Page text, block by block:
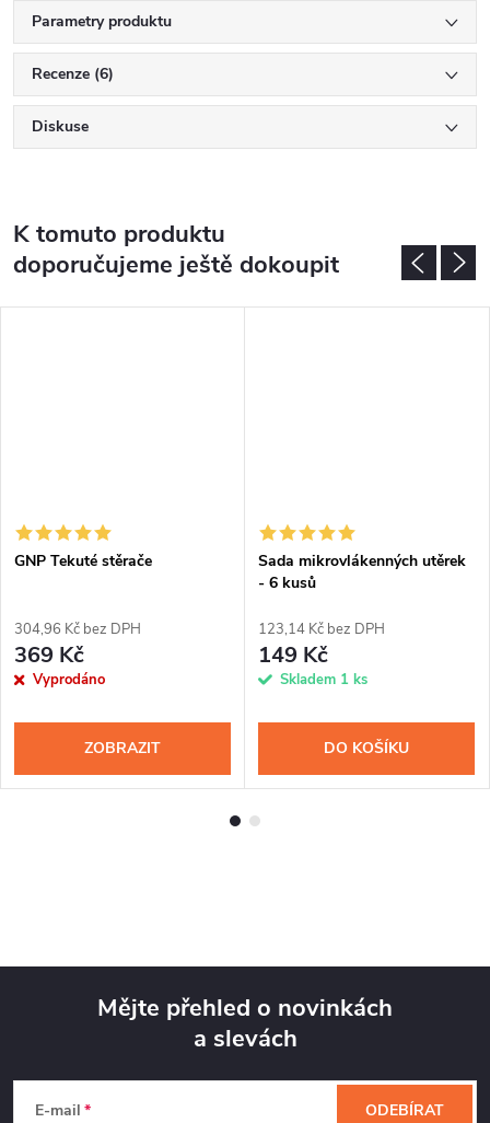
Parametry produktu
Recenze (6)
Diskuse
K tomuto produktu
doporučujeme ještě dokoupit
GNP Tekuté stěrače
304,96 Kč bez DPH
369 Kč
Vyprodáno
ZOBRAZIT
Sada mikrovlákenných utěrek
- 6 kusů
123,14 Kč bez DPH
149 Kč
Skladem 1 ks
DO KOŠÍKU
Mějte přehled o novinkách
a slevách
E-mail ODEBÍRAT